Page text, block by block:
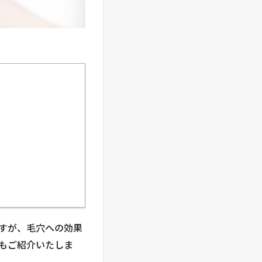
が、毛穴への効果
ご紹介いたしま